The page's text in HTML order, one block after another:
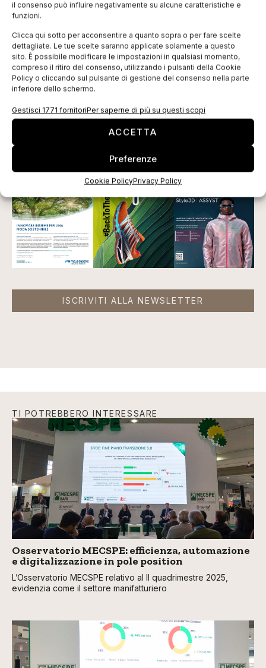
il consenso può influire negativamente su alcune caratteristiche e
funzioni.
Clicca qui sotto per acconsentire a quanto sopra o per fare scelte
dettagliate. Le tue scelte saranno applicate solamente a questo
sito. È possibile modificare le impostazioni in qualsiasi momento,
compreso il ritiro del consenso, utilizzando i pulsanti della Cookie
Policy o cliccando sul pulsante di gestione del consenso nella parte
inferiore dello schermo.
Gestisci 1771 fornitoriPer saperne di più su questi scopi
ACCETTA
Preferenze
Cookie PolicyPrivacy Policy
Dall’estero: l’industria
albanese
PLM: intervista a Fabio Canali
GESTIONE
Logistica: il sistema interportuale italiano
Nuove
ISCRIVITI ALLA NEWSLETTER
TI POTREBBERO INTERESSARE
Osservatorio MECSPE: efficienza, automazione
e digitalizzazione in pole position
L’Osservatorio MECSPE relativo al II quadrimestre 2025,
evidenzia come il settore manifatturiero